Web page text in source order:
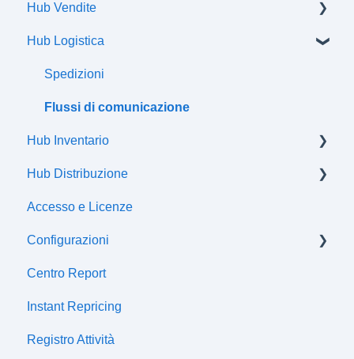
Hub Vendite
Ordini
Hub Logistica
Spedizioni
Flussi di comunicazione
Hub Inventario
Prodotti
Offerte
Attributi
Classi fiscali
Prezzi
Listini
Hub Distribuzione
Certificazioni
Accesso e Licenze
Configurazioni
Centro fiscale
Sincronizzazioni gestionali
Canali di distribuzione
Centro Report
Instant Repricing
Registro Attività